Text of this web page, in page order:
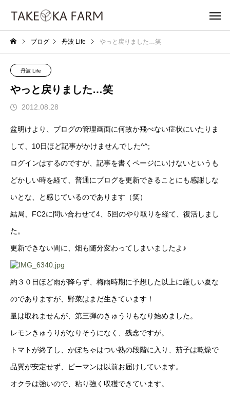
ブログ 丹波 Life やっと戻りました…笑
丹波 Life
やっと戻りました…笑
2012.08.28
盆明けより、ブログの管理画面に何故か飛べない症状にいたりま
して、10日ほど記事がかけませんでした^^;
ログインはするのですが、記事を書くページにいけないというも
どかしい時を経て、普通にブログを更新できることにも感謝しな
いとな、と感じているのであります（笑）
結局、FC2に問い合わせて4、5回のやり取りを経て、復活しまし
た。
更新できない間に、畑も随分変わってしまいましたよ♪
約３０日ほど雨が降らず、梅雨時期に予想した以上に厳しい夏な
のでありますが、野菜はまだ生きています！
量は取れませんが、第三弾のきゅうりもなり始めました。
レモンきゅうりがなりそうになく、残念ですが。
トマトが終了し、かぼちゃはつい熟の段階に入り、茄子は乾燥で
品質が安定せず、ピーマンは以前お届けしています。
オクラは強いので、粘り強く収穫できています。